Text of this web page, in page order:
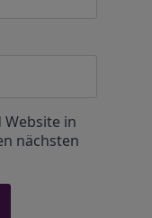
Website in
nächsten